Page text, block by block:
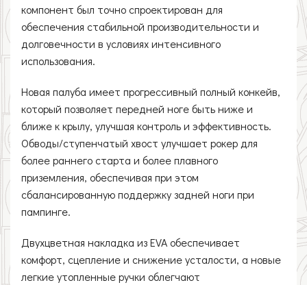
компонент был точно спроектирован для
обеспечения стабильной производительности и
долговечности в условиях интенсивного
использования.
Новая палуба имеет прогрессивный полный конкейв,
который позволяет передней ноге быть ниже и
ближе к крылу, улучшая контроль и эффективность.
Обводы/ступенчатый хвост улучшает рокер для
более раннего старта и более плавного
приземления, обеспечивая при этом
сбалансированную поддержку задней ноги при
пампинге.
Двухцветная накладка из EVA обеспечивает
комфорт, сцепление и снижение усталости, а новые
легкие утопленные ручки облегчают